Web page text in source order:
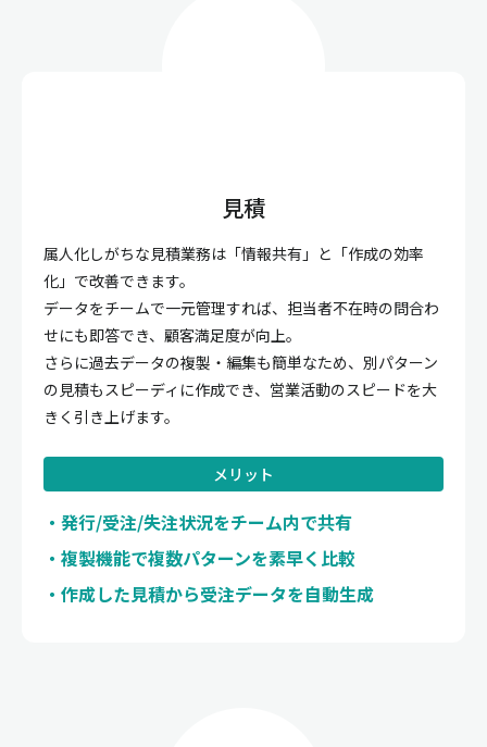
見積
属人化しがちな見積業務は「情報共有」と「作成の効率
化」で改善できます。
データをチームで一元管理すれば、担当者不在時の問合わ
せにも即答でき、顧客満足度が向上。
さらに過去データの複製・編集も簡単なため、別パターン
の見積もスピーディに作成でき、営業活動のスピードを大
きく引き上げます。
メリット
発行/受注/失注状況をチーム内で共有
複製機能で複数パターンを素早く比較
作成した見積から受注データを自動生成